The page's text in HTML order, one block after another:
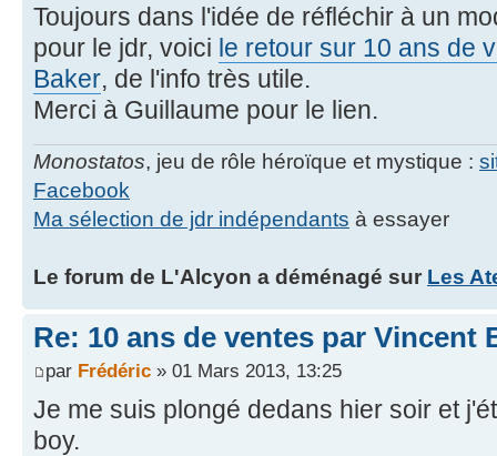
Toujours dans l'idée de réfléchir à un
pour le jdr, voici le retour sur 10 ans de
Baker, de l'info très utile.
Merci à Guillaume pour le lien.
Monostatos, jeu de rôle héroïque et mystique :
Facebook
Ma sélection de jdr indépendants à essayer
Le forum de L'Alcyon a déménagé sur Les
Re: 10 ans de ventes par Vincent
par Frédéric » 01 Mars 2013, 13:25
Je me suis plongé dedans hier soir et
boy.